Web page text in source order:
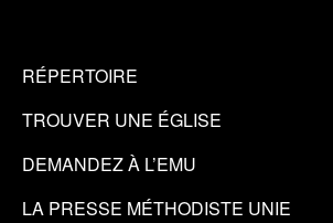
RÉPERTOIRE
TROUVER UNE ÉGLISE
DEMANDEZ À L’EMU
LA PRESSE MÉTHODISTE UNIE